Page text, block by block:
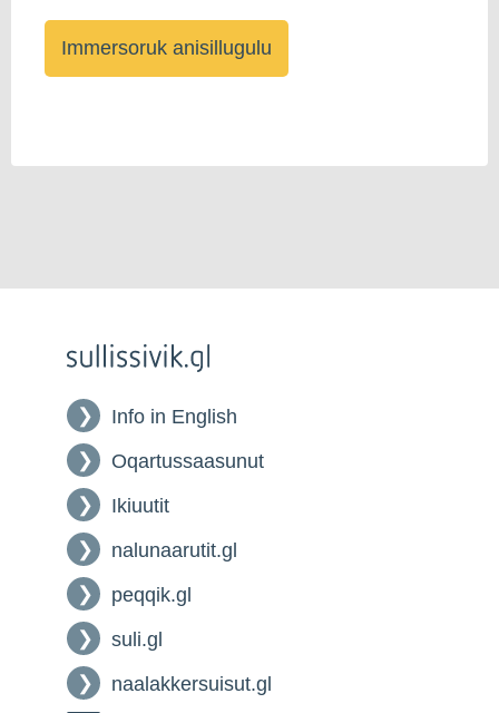
Info in English
Oqartussaasunut
Ikiuutit
nalunaarutit.gl
peqqik.gl
suli.gl
naalakkersuisut.gl